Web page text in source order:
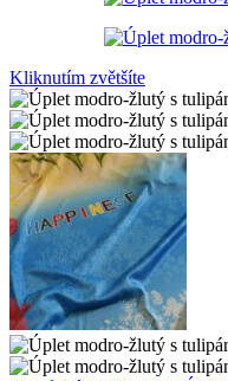
Kliknutím zvětšíte